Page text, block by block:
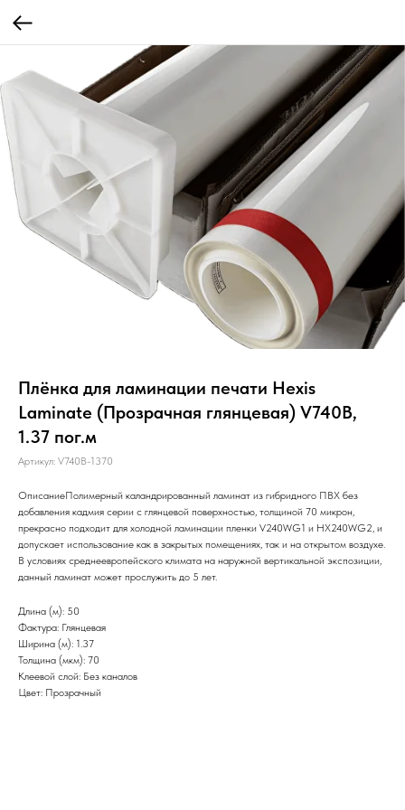
Плёнка для ламинации печати Hexis
Laminate (Прозрачная глянцевая) V740B,
1.37 пог.м
Артикул: V740B-1370
ОписаниеПолимерный каландрированный ламинат из гибридного ПВХ без
добавления кадмия серии с глянцевой поверхностью, толщиной 70 микрон,
прекрасно подходит для холодной ламинации пленки V240WG1 и HX240WG2, и
допускает использование как в закрытых помещениях, так и на открытом воздухе.
В условиях среднеевропейского климата на наружной вертикальной экспозиции,
данный ламинат может прослужить до 5 лет.
Длина (м): 50
Фактура: Глянцевая
Ширина (м): 1.37
Толщина (мкм): 70
Клеевой слой: Без каналов
Цвет: Прозрачный